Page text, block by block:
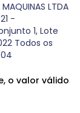
MAQUINAS LTDA
-
1, Lote
Todos os
o valor válido